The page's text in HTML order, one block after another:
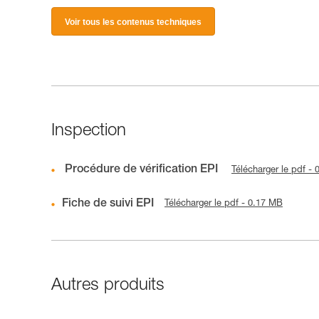
Voir tous les contenus techniques
Inspection
Procédure de vérification EPI Télécharger le pdf -
Fiche de suivi EPI Télécharger le pdf - 0.17 MB
Autres produits